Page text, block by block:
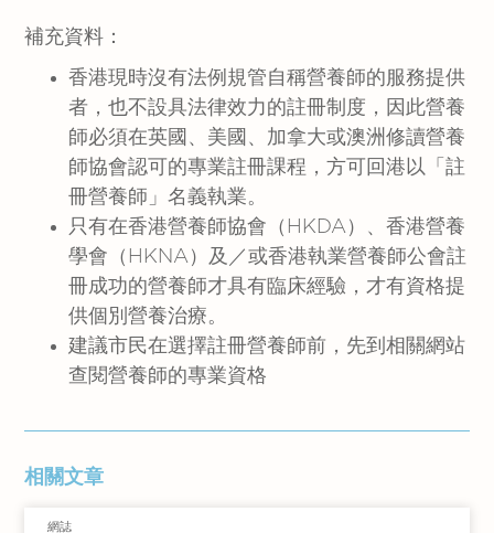
補充資料：
香港現時沒有法例規管自稱營養師的服務提供
者，也不設具法律效力的註冊制度，因此營養
師必須在英國、美國、加拿大或澳洲修讀營養
師協會認可的專業註冊課程，方可回港以「註
冊營養師」名義執業。
只有在香港營養師協會（HKDA）、香港營養
學會（HKNA）及／或香港執業營養師公會註
冊成功的營養師才具有臨床經驗，才有資格提
供個別營養治療。
建議市民在選擇註冊營養師前，先到相關網站
查閱營養師的專業資格
相關文章
網誌